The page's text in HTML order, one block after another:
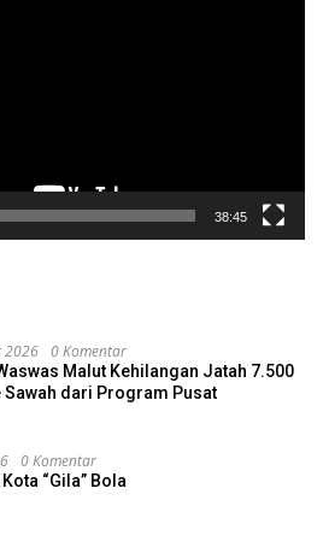
38:45
2026 0 Komentar
Malut Kehilangan Jatah 7.500
Sawah dari Program Pusat
0 Komentar
“Gila” Bola